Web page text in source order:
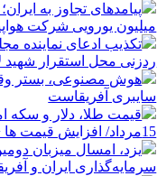
میلیون یورویی شرکت
تکذیب ادعای نماینده
ردزنی محل استقرار شهید
سایبری آفریقاست
قیمت طلا، دلار و سکه
15مرداد/ افزایش قیمت ها + جدول
یزد، امسال میزبان
سرمایه‌گذاری ایران و